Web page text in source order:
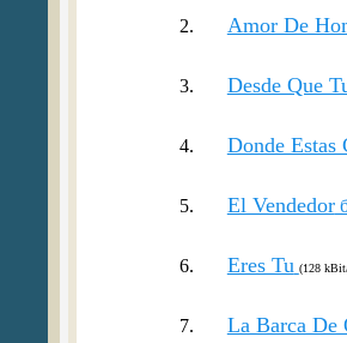
2. Amor De
3. Desde Que
4. Donde Estas
5. El Vendedor
6. Eres Tu (128
7. La Barca De